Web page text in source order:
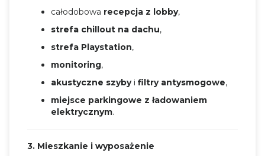
całodobowa recepcja z lobby,
strefa chillout na dachu,
strefa Playstation,
monitoring,
akustyczne szybyi filtry antysmogowe,
miejsce parkingowe z ładowaniem
elektrycznym.
3. Mieszkanie i wyposażenie